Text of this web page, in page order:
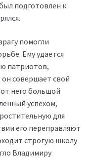
подготовлен к
помогли
Ему удается
патриотов,
совершает свой
него большой
успехом,
для
его переправляют
строгую школу
Владимиру